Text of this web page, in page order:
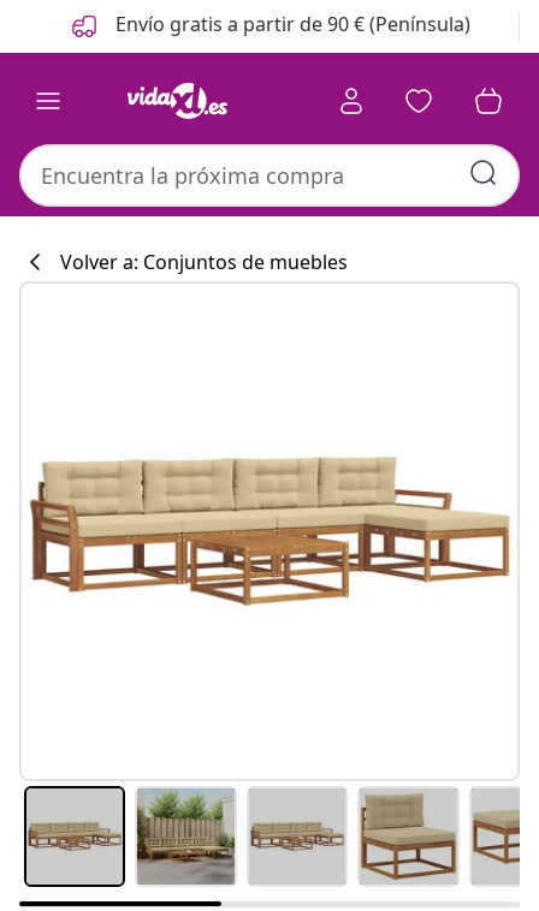
Anterior
Siguiente Envío gratis a partir de 90 € (Península)
#sharemevidaxl
Volver a: Conjuntos de muebles